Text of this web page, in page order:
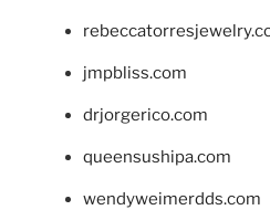
jmpbliss.com
drjorgerico.com
queensushipa.com
wendyweimerdds.com